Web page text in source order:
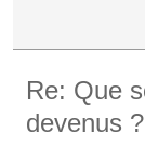
Re: Que
devenus ?